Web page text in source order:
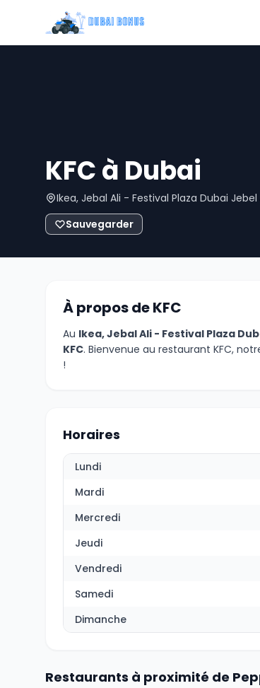
KFC à Dubai
Ikea, Jebal Ali - Festival Plaza Dubai
Sauvegarder
À propos de KFC
Au Ikea, Jebal Ali - Festival Plaza
KFC. Bienvenue au restaurant KFC,
!
Horaires
Lundi
Mardi
Mercredi
Jeudi
Vendredi
Samedi
Dimanche
Restaurants à proximité de